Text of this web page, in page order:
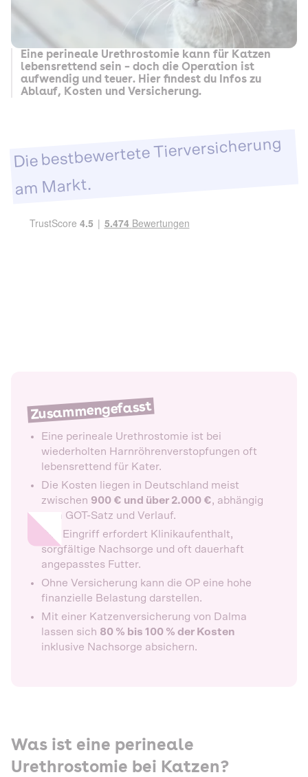
Eine perineale Urethrostomie kann für Katzen
lebensrettend sein – doch die Operation ist
aufwendig und teuer. Hier findest du Infos zu
Ablauf, Kosten und Versicherung.
Die bestbewertete Tierversicherung
am Markt.
Zusammengefasst
Eine perineale Urethrostomie ist bei
wiederholten Harnröhrenverstopfungen oft
lebensrettend für Kater.
Die Kosten liegen in Deutschland meist
zwischen 900 € und über 2.000 €, abhängig
vom GOT-Satz und Verlauf.
Der Eingriff erfordert Klinikaufenthalt,
sorgfältige Nachsorge und oft dauerhaft
angepasstes Futter.
Ohne Versicherung kann die OP eine hohe
finanzielle Belastung darstellen.
Mit einer Katzenversicherung von Dalma
lassen sich 80 % bis 100 % der Kosten
inklusive Nachsorge absichern.
Was ist eine perineale
Urethrostomie bei Katzen?